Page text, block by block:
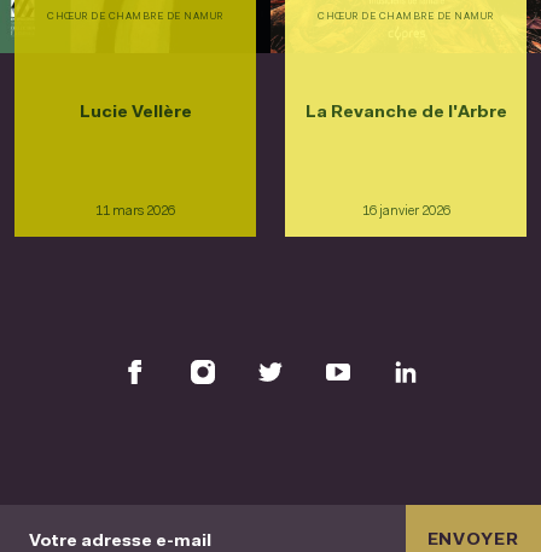
CHŒUR DE CHAMBRE DE NAMUR
Lucie Vellère
11 mars 2026
CHŒUR DE CHAMBRE DE NAMUR
La Revanche de l'Arbre
16 janvier 2026
Votre adresse e-mail ENVOYER